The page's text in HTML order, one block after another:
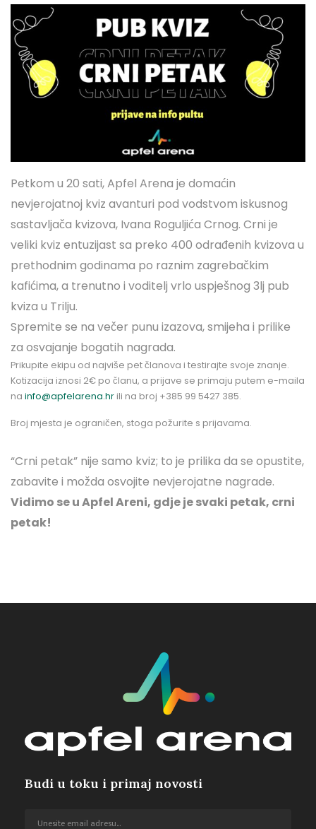
Petkom u 20 sati, Apfel Arena je domaćin
nevjerojatnoj kviz avanturi pod vodstvom iskusnog
sastavljača kvizova, Ivana Roguljića Crnog. Crni je
veliki kviz entuzijast sa preko 400 odrađenih kvizova u
prethodnim godinama po raznim zagrebačkim
kafićima, a trenutno i voditelj vrlo uspješnog 3lj pub
kviza u Trilju.
Spremite se na večer punu izazova, smijeha i prilike
za osvajanje bogatih nagrada.
Prikupite ekipu od najviše pet članova i testirajte svoje znanje.
Kotizacija iznosi 2€ po članu, a prijave se primaju putem e-maila
na info@apfelarena.hr ili na broj +385 99 5427 385.
Broj mjesta je ograničen, stoga požurite s prijavama.
“Crni petak” nije samo kviz; to je prilika da se opustite,
zabavite i možda osvojite nevjerojatne nagrade.
Vidimo se u Apfel Areni, gdje je svaki petak, crni
petak!
Budi u toku i primaj novosti